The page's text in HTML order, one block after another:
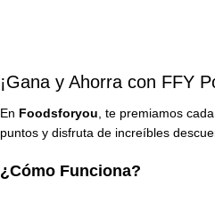
¡Gana y Ahorra con FFY
En Foodsforyou, te premiamos
puntos y disfruta de increíbles
¿Cómo Funciona?